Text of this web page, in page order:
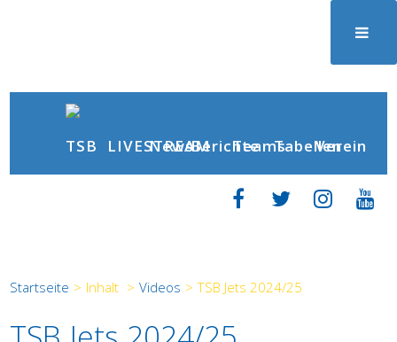
LIVESTREAM
NewsBerichteTeamsTabellenVerein
Startseite > Inhalt > Videos > TSB Jets 2024/25